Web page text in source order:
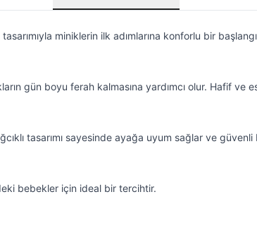
miniklerin ilk adımlarına konforlu bir
gün boyu ferah kalmasına yardımcı olur. Hafif
tasarımı sayesinde ayağa uyum sağlar ve
bebekler için ideal bir tercihtir.